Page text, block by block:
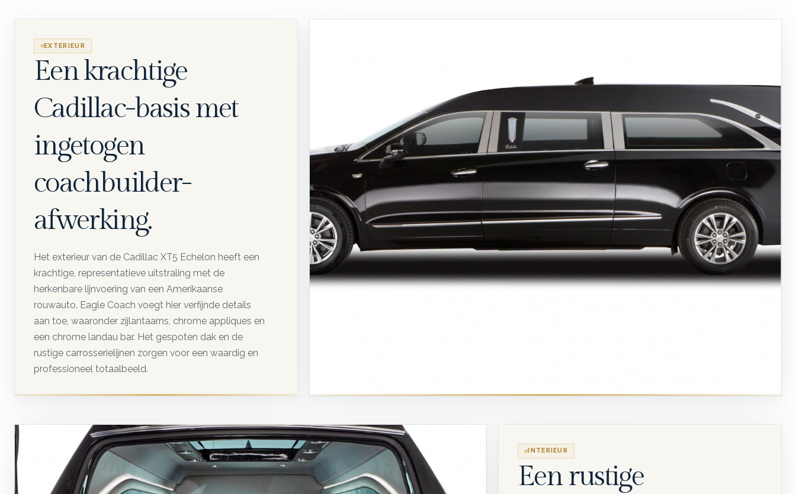
EXTERIEUR
Een krachtige
Cadillac-basis met
ingetogen
coachbuilder-
afwerking.
Het exterieur van de Cadillac XT5 Echelon heeft een
krachtige, representatieve uitstraling met de
herkenbare lijnvoering van een Amerikaanse
rouwauto. Eagle Coach voegt hier verfijnde details
aan toe, waaronder zijlantaarns, chrome appliques en
een chrome landau bar. Het gespoten dak en de
rustige carrosserielijnen zorgen voor een waardig en
professioneel totaalbeeld.
INTERIEUR
Een rustige